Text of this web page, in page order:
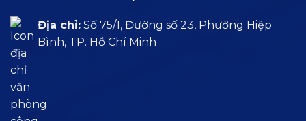
Địa chỉ: Số 75/1, Đường số 23, Phường Hiệp
Bình, TP. Hồ Chí Minh